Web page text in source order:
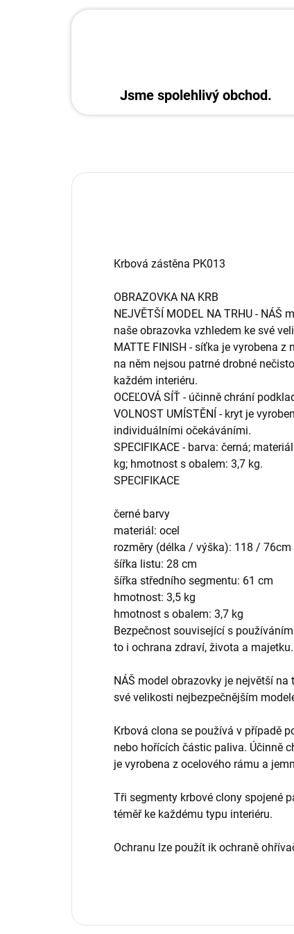
Jsme spolehlivý obchod.
Krbová zástěna PK013
OBRAZOVKA NA KRB
NEJVĚTŠÍ MODEL NA TRHU -
naše obrazovka vzhledem ke své
MATTE FINISH - síťka je vyrobena
na něm nejsou patrné drobné
každém interiéru.
OCEĽOVÁ SÍŤ - účinně chrání
VOLNOST UMÍSTĚNÍ - kryt je
individuálními očekáváními.
SPECIFIKACE - barva: černá;
kg; hmotnost s obalem: 3,7 kg.
SPECIFIKACE
černé barvy
materiál: ocel
rozměry (délka / výška): 118 / 76cm
šířka listu: 28 cm
šířka středního segmentu: 61 cm
hmotnost: 3,5 kg
hmotnost s obalem: 3,7 kg
Bezpečnost související s
to i ochrana zdraví, života a majetku.
NÁŠ model obrazovky je největší
své velikosti nejbezpečnějším
Krbová clona se používá v případě
nebo hořících částic paliva. Účinně
je vyrobena z ocelového rámu a
Tři segmenty krbové clony spojené
téměř ke každému typu interiéru.
Ochranu lze použít ik ochraně